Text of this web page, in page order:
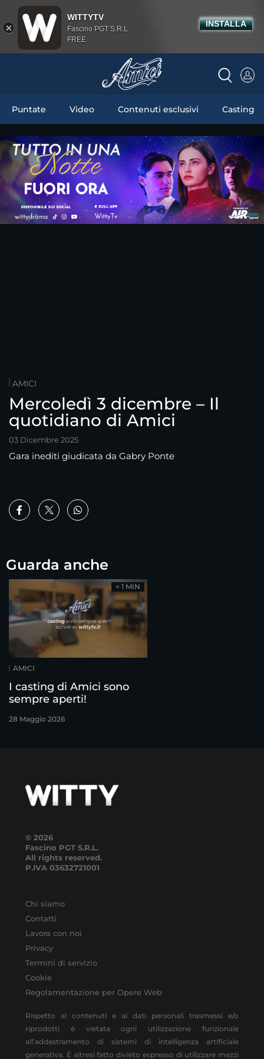
Puntate Video Contenuti esclusivi Casting
AMICI
Mercoledì 3 dicembre – Il
quotidiano di Amici
03 Dicembre 2025
Gara inediti giudicata da Gabry Ponte
Guarda anche
AMICI
I casting di Amici sono
sempre aperti!
28 Maggio 2026
< 1 MIN
© 2026
Fascino PGT S.R.L.
All rights reserved.
P.IVA 03632721001
Chi siamo
Contatti
Lavora con noi
Privacy
Termini di servizio
Cookie
Regolamentazione per Opere Web
Rispetto ai contenuti e ai dati personali trasmessi e/o
riprodotti è vietata ogni utilizzazione funzionale
all’addestramento di sistemi di intelligenza artificiale
generativa. È altresì fatto divieto espresso di utilizzare mezzi
WITTYTV
Fascino PGT S.R.L
FREE
INSTALLA